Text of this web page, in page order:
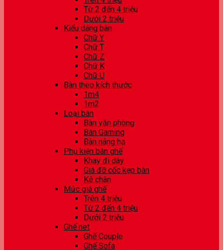
Từ 2 đến 4 triệu
Dưới 2 triệu
Kiểu dáng bàn
Chữ Y
Chữ T
Chữ Z
Chữ K
Chữ U
Bàn theo kích thước
1m4
1m2
Loại bàn
Bàn văn phòng
Bàn Gaming
Bàn nâng hạ
Phụ kiện bàn ghế
Khay đi dây
Giá đỡ cốc kẹp bàn
Kê chân
Mức giá ghế
Trên 4 triệu
Từ 2 đến 4 triệu
Dưới 2 triệu
Ghế net
Ghế Couple
Ghế Sofa